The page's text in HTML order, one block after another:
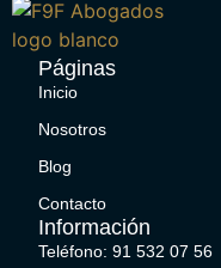
Páginas
Inicio
Nosotros
Blog
Contacto
Información
Teléfono: 91 532 07 56